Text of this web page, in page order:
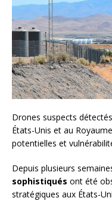
Drones suspects
États-Unis et au
potentielles et
Depuis plusieurs
sophistiqués ont été
stratégiques aux États-